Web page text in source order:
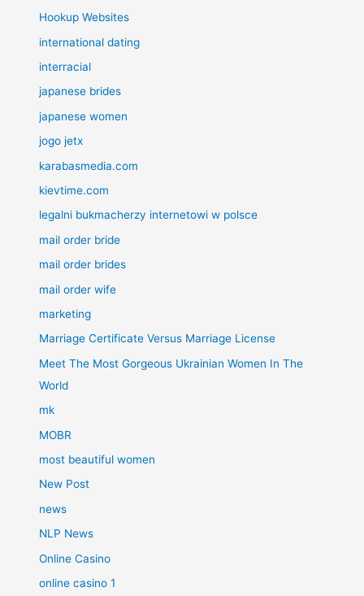
Hookup Websites
international dating
interracial
japanese brides
japanese women
jogo jetx
karabasmedia.com
kievtime.com
legalni bukmacherzy internetowi w polsce
mail order bride
mail order brides
mail order wife
marketing
Marriage Certificate Versus Marriage License
Meet The Most Gorgeous Ukrainian Women In The
World
mk
MOBR
most beautiful women
New Post
news
NLP News
Online Casino
online casino 1